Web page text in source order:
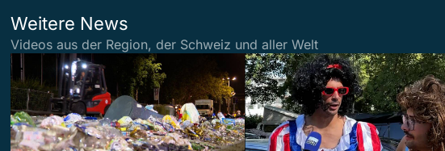
Weitere News
Videos aus der Region, der Schweiz und aller Welt